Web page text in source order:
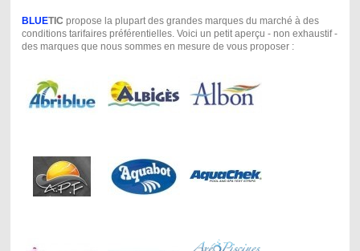
BLUETIC propose la plupart des grandes marques du marché à des
conditions tarifaires préférentielles. Voici un petit aperçu - non exhaustif -
des marques que nous sommes en mesure de vous proposer :